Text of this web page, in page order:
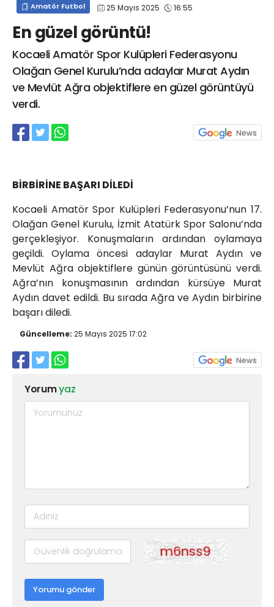
Amatör Futbol 25 Mayıs 2025 16:55
En güzel görüntü!
Kocaeli Amatör Spor Kulüpleri Federasyonu
Olağan Genel Kurulu’nda adaylar Murat Aydın
ve Mevlüt Ağra objektiflere en güzel görüntüyü
verdi.
BİRBİRİNE BAŞARI DİLEDİ
Kocaeli Amatör Spor Kulüpleri Federasyonu’nun 17.
Olağan Genel Kurulu, İzmit Atatürk Spor Salonu’nda
gerçekleşiyor. Konuşmaların ardından oylamaya
geçildi. Oylama öncesi adaylar Murat Aydın ve
Mevlüt Ağra objektiflere günün görüntüsünü verdi.
Ağra’nın konuşmasının ardından kürsüye Murat
Aydın davet edildi. Bu sırada Ağra ve Aydın birbirine
başarı diledi.
Güncelleme: 25 Mayıs 2025 17:02
Yorumyaz
Yorumu gönder
info@spor41.com